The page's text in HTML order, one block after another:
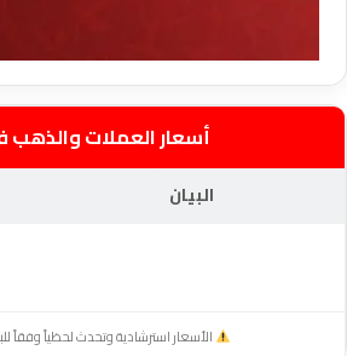
أسعار العملات
البيان
الأسعار استرشادية وتحدث لحظياً وفقاً